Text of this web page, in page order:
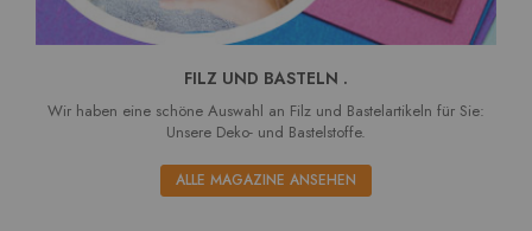
FILZ UND BASTELN .
Wir haben eine schöne Auswahl an Filz und Bastelartikeln für Sie:
Unsere Deko- und Bastelstoffe.
ALLE MAGAZINE ANSEHEN